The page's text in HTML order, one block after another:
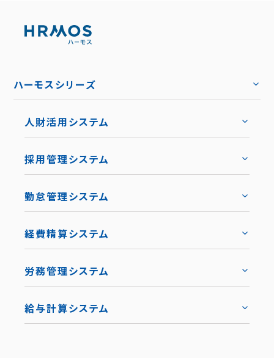
ハーモスシリーズ
人財活用システム
採用管理システム
料金
キャリア採用
導入事例
お役立ち資料
勤怠管理システム
経費精算システム
労務管理システム
給与計算システム